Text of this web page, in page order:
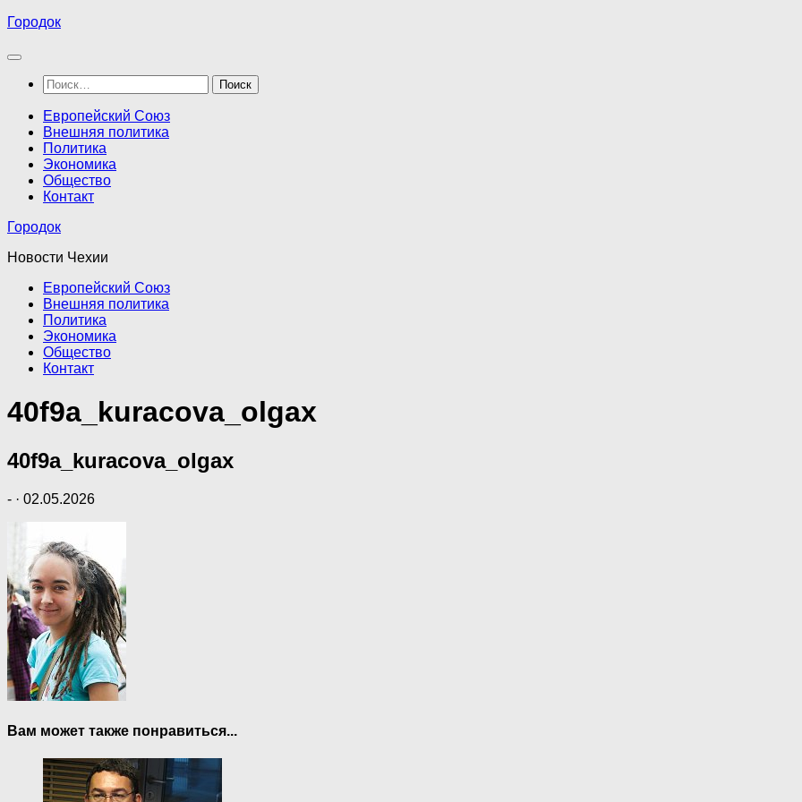
Перейти
содержимому
Городок
Найти:
Европейский Союз
Внешняя политика
Политика
Экономика
Общество
Контакт
Городок
Новости Чехии
Европейский Союз
Внешняя политика
Политика
Экономика
Общество
Контакт
40f9a_kuracova_olgax
40f9a_kuracova_olgax
- · 02.05.2026
Вам может также понравиться...